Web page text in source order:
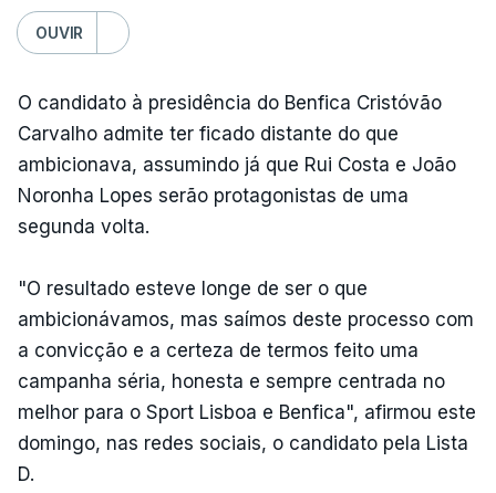
OUVIR
O candidato à presidência do Benfica Cristóvão
Carvalho admite ter ficado distante do que
ambicionava, assumindo já que Rui Costa e João
Noronha Lopes serão protagonistas de uma
segunda volta.
"O resultado esteve longe de ser o que
ambicionávamos, mas saímos deste processo com
a convicção e a certeza de termos feito uma
campanha séria, honesta e sempre centrada no
melhor para o Sport Lisboa e Benfica", afirmou este
domingo, nas redes sociais, o candidato pela Lista
D.